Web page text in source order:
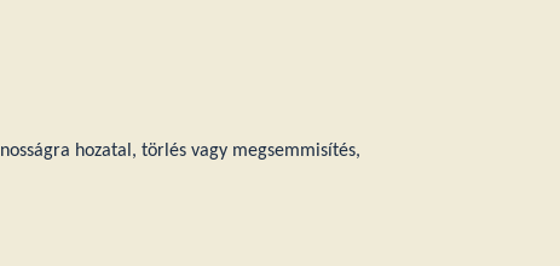
hozatal, törlés vagy megsemmisítés,